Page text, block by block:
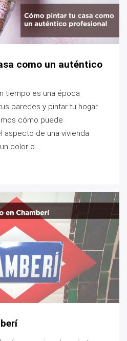
como un auténtico
tiempo es una época
paredes y pintar tu hogar
cómo puede
aspecto de una vivienda
color o ...